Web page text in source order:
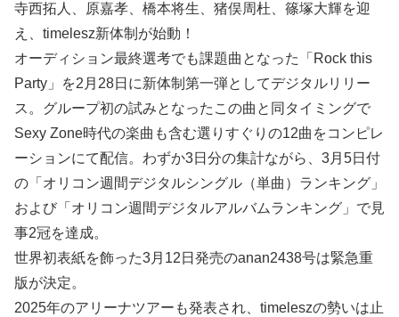
寺西拓人、原嘉孝、橋本将生、猪俣周杜、篠塚大輝を迎
え、timelesz新体制が始動！
オーディション最終選考でも課題曲となった「Rock this
Party」を2月28日に新体制第一弾としてデジタルリリー
ス。グループ初の試みとなったこの曲と同タイミングで
Sexy Zone時代の楽曲も含む選りすぐりの12曲をコンピレ
ーションにて配信。わずか3日分の集計ながら、3月5日付
の「オリコン週間デジタルシングル（単曲）ランキング」
および「オリコン週間デジタルアルバムランキング」で見
事2冠を達成。
世界初表紙を飾った3月12日発売のanan2438号は緊急重
版が決定。
2025年のアリーナツアーも発表され、timeleszの勢いは止